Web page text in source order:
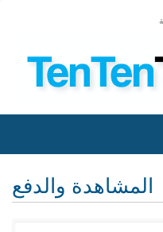
المشاهدة والدفع